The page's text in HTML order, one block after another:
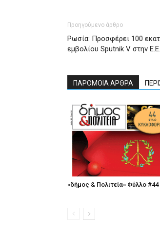
Προηγούμενο άρθρο
Ρωσία: Προσφέρει 100
εμβολίου Sputnik V στην Ε.Ε.
ΠΑΡΟΜΟΙΑ ΑΡΘΡΑ
«δήμος & Πολιτεία» Φύλλο #44